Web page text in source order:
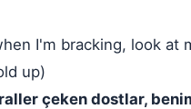
I'm bracking, look at
up)
çeken dostlar,